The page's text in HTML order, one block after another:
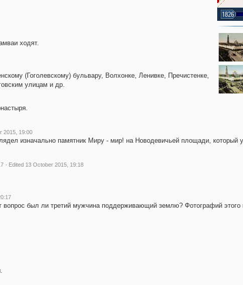
1826
ходят.
(Гоголевскому) бульвару, Волхонке, Ленивке, Пречистенке,
улицам и др.
2015, 19:00
изначально памятник Миру - мир! на Новодевичьей площади, который
· Edited 13 October 2015, 19:18
вопрос был ли третий мужчина поддерживающий землю? Фотографий этого